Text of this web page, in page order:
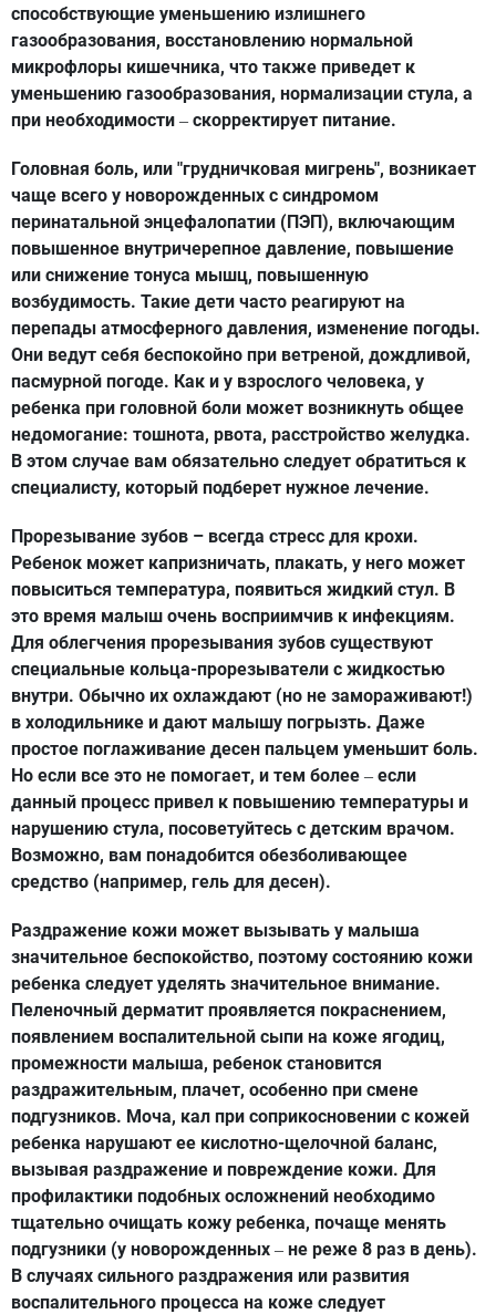
способствующие уменьшению излишнего
газообразования, восстановлению нормальной
микрофлоры кишечника, что также приведет к
уменьшению газообразования, нормализации стула, а
при необходимости – скорректирует питание.
Головная боль, или "грудничковая мигрень", возникает
чаще всего у новорожденных с синдромом
перинатальной энцефалопатии (ПЭП), включающим
повышенное внутричерепное давление, повышение
или снижение тонуса мышц, повышенную
возбудимость. Такие дети часто реагируют на
перепады атмосферного давления, изменение погоды.
Они ведут себя беспокойно при ветреной, дождливой,
пасмурной погоде. Как и у взрослого человека, у
ребенка при головной боли может возникнуть общее
недомогание: тошнота, рвота, расстройство желудка.
В этом случае вам обязательно следует обратиться к
специалисту, который подберет нужное лечение.
Прорезывание зубов – всегда стресс для крохи.
Ребенок может капризничать, плакать, у него может
повыситься температура, появиться жидкий стул. В
это время малыш очень восприимчив к инфекциям.
Для облегчения прорезывания зубов существуют
специальные кольца-прорезыватели с жидкостью
внутри. Обычно их охлаждают (но не замораживают!)
в холодильнике и дают малышу погрызть. Даже
простое поглаживание десен пальцем уменьшит боль.
Но если все это не помогает, и тем более – если
данный процесс привел к повышению температуры и
нарушению стула, посоветуйтесь с детским врачом.
Возможно, вам понадобится обезболивающее
средство (например, гель для десен).
Раздражение кожи может вызывать у малыша
значительное беспокойство, поэтому состоянию кожи
ребенка следует уделять значительное внимание.
Пеленочный дерматит проявляется покраснением,
появлением воспалительной сыпи на коже ягодиц,
промежности малыша, ребенок становится
раздражительным, плачет, особенно при смене
подгузников. Моча, кал при соприкосновении с кожей
ребенка нарушают ее кислотно-щелочной баланс,
вызывая раздражение и повреждение кожи. Для
профилактики подобных осложнений необходимо
тщательно очищать кожу ребенка, почаще менять
подгузники (у новорожденных – не реже 8 раз в день).
В случаях сильного раздражения или развития
воспалительного процесса на коже следует